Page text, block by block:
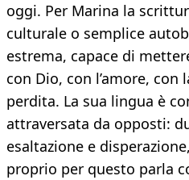
oggi. Per Marina la
culturale o semplice
estrema, capace di
con Dio, con l’amore, con
perdita. La sua lingua è
attraversata da opposti:
esaltazione e
proprio per questo parla